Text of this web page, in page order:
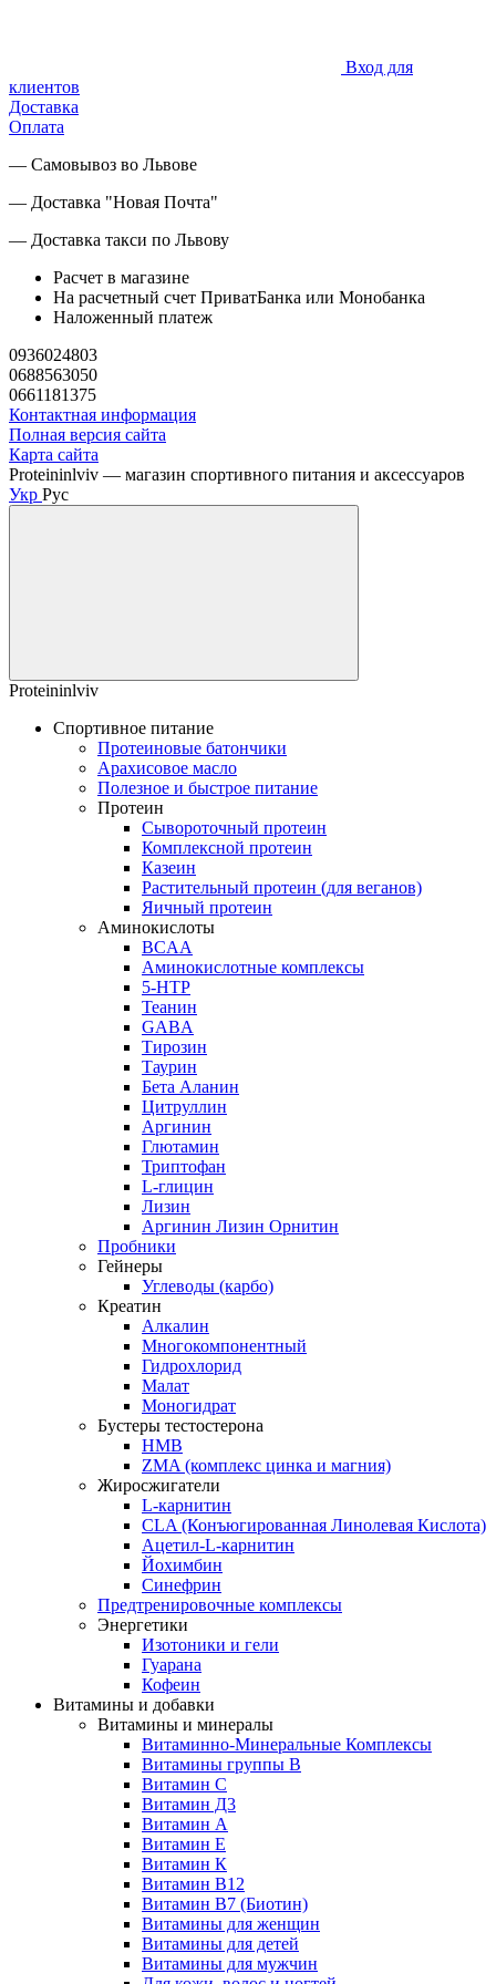
Вход для
клиентов
Доставка
Оплата
— Самовывоз во Львове
— Доставка "Новая Почта"
— Доставка такси по Львову
Расчет в магазине
На расчетный счет ПриватБанка или Монобанка
Наложенный платеж
0936024803
0688563050
0661181375
Контактная информация
Полная версия сайта
Карта сайта
Proteininlviv — магазин спортивного питания и аксессуаров
Укр Рус
Proteininlviv
Спортивное питание
Протеиновые батончики
Арахисовое масло
Полезное и быстрое питание
Протеин
Сывороточный протеин
Комплексной протеин
Казеин
Растительный протеин (для веганов)
Яичный протеин
Аминокислоты
BCAA
Аминокислотные комплексы
5-HTP
Теанин
GABA
Тирозин
Таурин
Бета Аланин
Цитруллин
Аргинин
Глютамин
Триптофан
L-глицин
Лизин
Аргинин Лизин Орнитин
Пробники
Гейнеры
Углеводы (карбо)
Креатин
Алкалин
Многокомпонентный
Гидрохлорид
Малат
Моногидрат
Бустеры тестостерона
HMB
ZMA (комплекс цинка и магния)
Жиросжигатели
L-карнитин
CLA (Конъюгированная Линолевая Кислота)
Ацетил-L-карнитин
Йохимбин
Синефрин
Предтренировочные комплексы
Энергетики
Изотоники и гели
Гуарана
Кофеин
Витамины и добавки
Витамины и минералы
Витаминно-Минеральные Комплексы
Витамины группы B
Витамин C
Витамин Д3
Витамин А
Витамин Е
Витамин К
Витамин В12
Витамин В7 (Биотин)
Витамины для женщин
Витамины для детей
Витамины для мужчин